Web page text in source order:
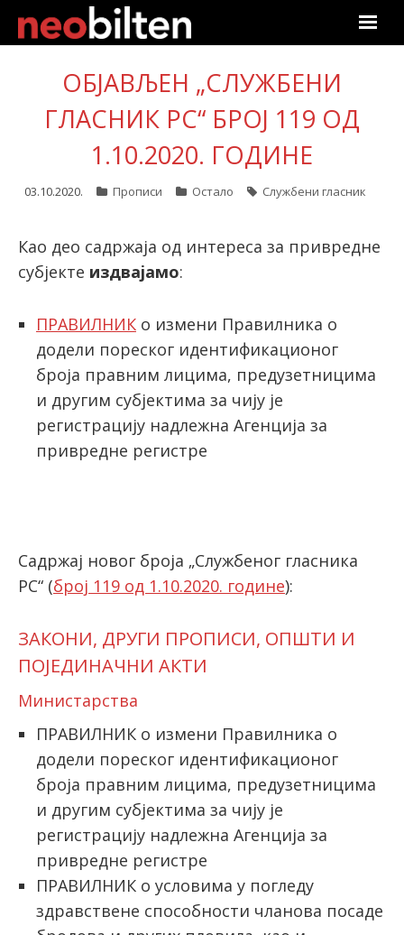
Почетна
Претрага
Актуелно
Подаци
Линкови
Претплата
Пријава
latinica
ОБЈАВЉЕН „СЛУЖБЕНИ
ГЛАСНИК РС“ БРОЈ 119 ОД
1.10.2020. ГОДИНЕ
03.10.2020. Прописи Остало Службени гласник
Као део садржаја од интереса за привредне
субјекте издвајамо:
ПРАВИЛНИК о измени Правилника о
додели пореског идентификационог
броја правним лицима, предузетницима
и другим субјектима за чију је
регистрацију надлежна Агенција за
привредне регистре
Садржај новог броја „Службеног гласника
РС“ (број 119 од 1.10.2020. године):
ЗАКОНИ, ДРУГИ ПРОПИСИ, ОПШТИ И
ПОЈЕДИНАЧНИ АКТИ
Министарства
ПРАВИЛНИК о измени Правилника о
додели пореског идентификационог
броја правним лицима, предузетницима
и другим субјектима за чију је
регистрацију надлежна Агенција за
привредне регистре
ПРАВИЛНИК о условима у погледу
здравствене способности чланова посаде